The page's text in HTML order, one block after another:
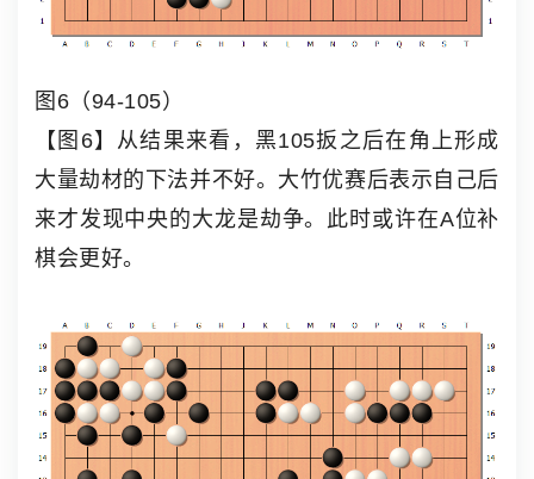
图6（94-105）
【图6】从结果来看，黑105扳之后在角上形成
大量劫材的下法并不好。大竹优赛后表示自己后
来才发现中央的大龙是劫争。此时或许在A位补
棋会更好。